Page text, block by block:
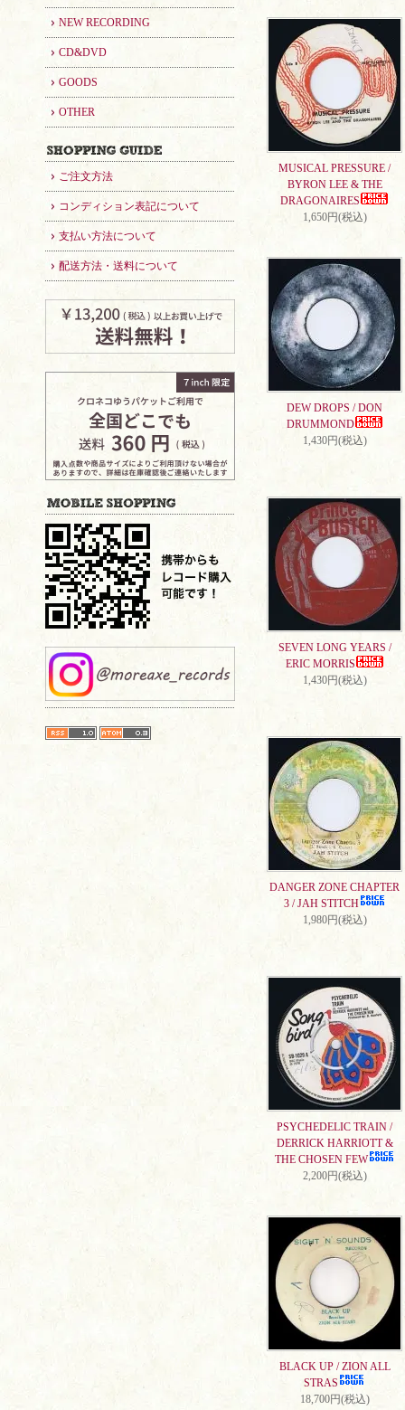
NEW RECORDING
CD&DVD
GOODS
OTHER
ご注文方法
コンディション表記について
支払い方法について
配送方法・送料について
MUSICAL PRESSURE /
BYRON LEE & THE
DRAGONAIRES
1,650円(税込)
DEW DROPS / DON
DRUMMOND
1,430円(税込)
SEVEN LONG YEARS /
ERIC MORRIS
1,430円(税込)
DANGER ZONE CHAPTER
3 / JAH STITCH
1,980円(税込)
PSYCHEDELIC TRAIN /
DERRICK HARRIOTT &
THE CHOSEN FEW
2,200円(税込)
BLACK UP / ZION ALL
STRAS
18,700円(税込)